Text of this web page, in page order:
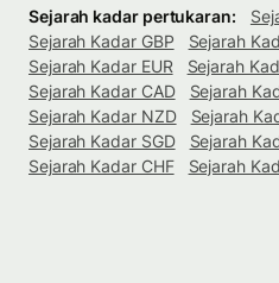
Sejarah kadar pertukaran:
Sejarah Kadar GBP
Sejarah
Sejarah Kadar EUR
Sejarah
Sejarah Kadar CAD
Sejarah
Sejarah Kadar NZD
Sejarah
Sejarah Kadar SGD
Sejarah
Sejarah Kadar CHF
Sejarah